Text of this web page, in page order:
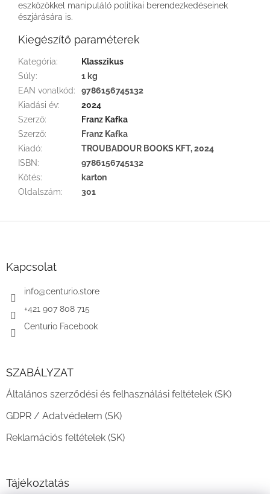
eszközökkel manipuláló politikai berendezkedéseinek
észjárására is.
Kiegészítő paraméterek
Kategória:
Klasszikus
Súly:
1 kg
EAN vonalkód:
9786156745132
Kiadási év:
2024
Szerző:
Franz Kafka
Szerző:
Franz Kafka
Kiadó:
TROUBADOUR BOOKS KFT, 2024
ISBN:
9786156745132
Kötés:
karton
Oldalszám: 301
Kapcsolat
info@centurio.store
+421 907 808 715
Centurio Facebook
SZABÁLYZAT
Általános szerződési és felhasználási feltételek (SK)
GDPR / Adatvédelem (SK)
Reklamációs feltételek (SK)
Tájékoztatás